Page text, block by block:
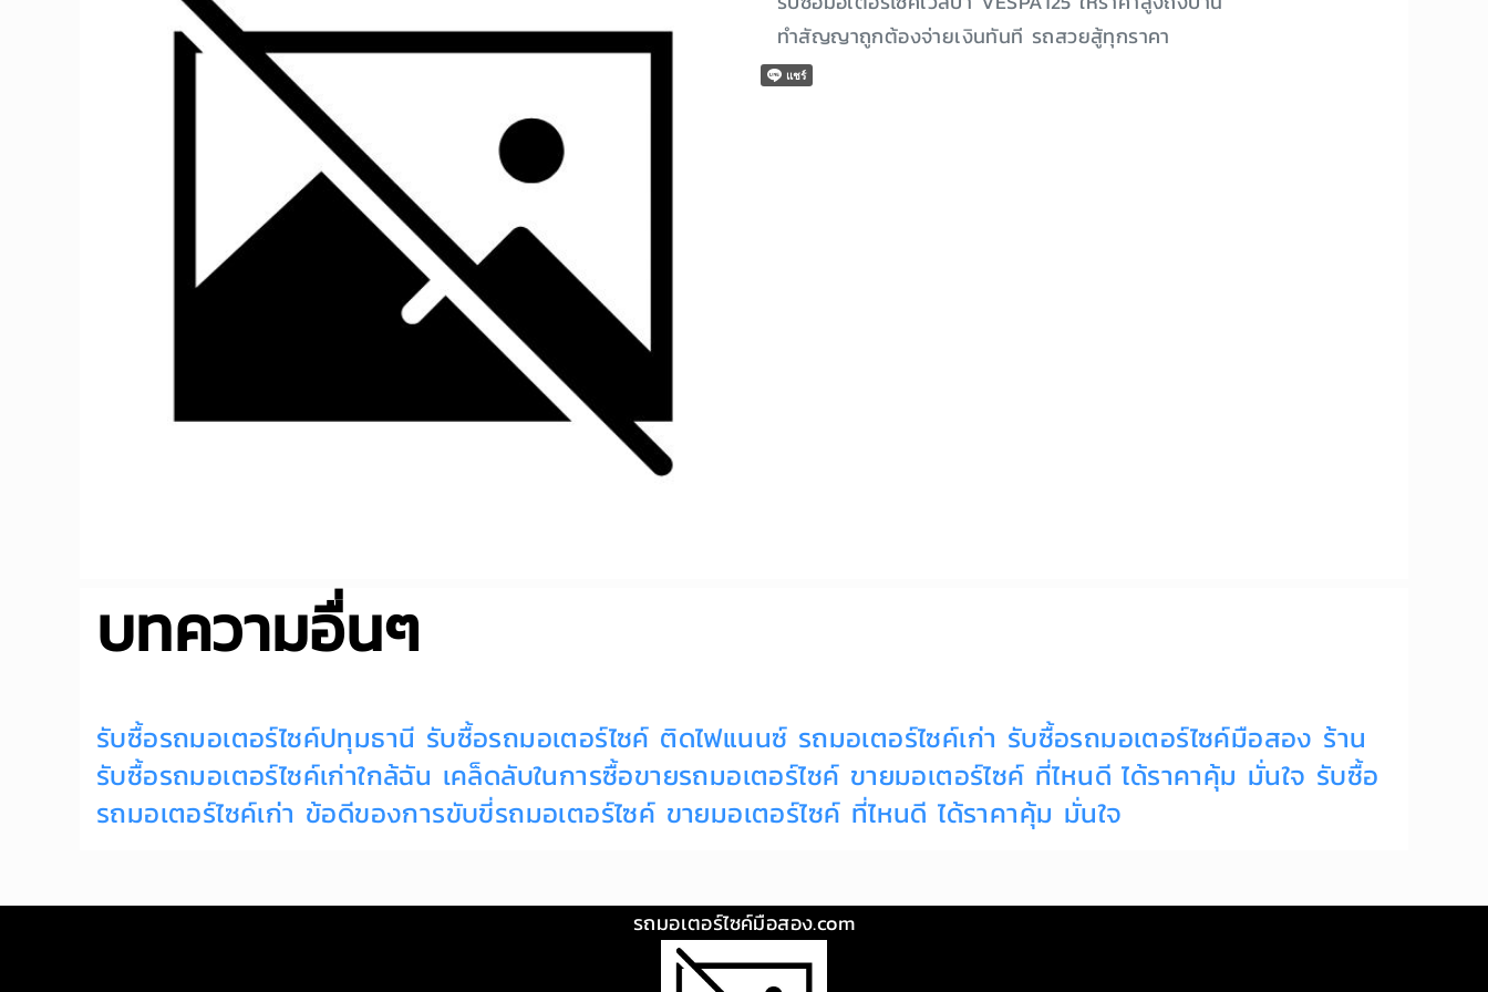
ทำสัญญาถูกต้องจ่ายเงินทันที รถสวยสู้ทุกราคา
บทความอื่นๆ
รับซื้อรถมอเตอร์ไซค์ปทุมธานี รับซื้อรถมอเตอร์ไซค์ ติดไฟแนนซ์ รถมอเตอร์ไซค์เก่า รับซื้อรถมอเตอร์ไซค์มือสอง ร้าน
รับซื้อรถมอเตอร์ไซค์เก่าใกล้ฉัน เคล็ดลับในการซื้อขายรถมอเตอร์ไซค์ ขายมอเตอร์ไซค์ ที่ไหนดี ได้ราคาคุ้ม มั่นใจ รับซื้อ
รถมอเตอร์ไซค์เก่า ข้อดีของการขับขี่รถมอเตอร์ไซค์ ขายมอเตอร์ไซค์ ที่ไหนดี ได้ราคาคุ้ม มั่นใจ
รถมอเตอร์ไซค์มือสอง.com